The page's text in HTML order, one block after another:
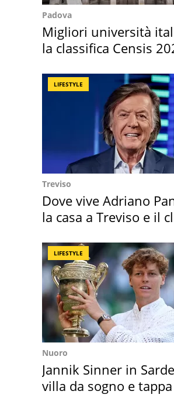
Padova
Migliori università
la classifica Censis
LIFESTYLE
Treviso
Dove vive Adriano
la casa a Treviso e il
LIFESTYLE
Nuoro
Jannik Sinner in
villa da sogno e